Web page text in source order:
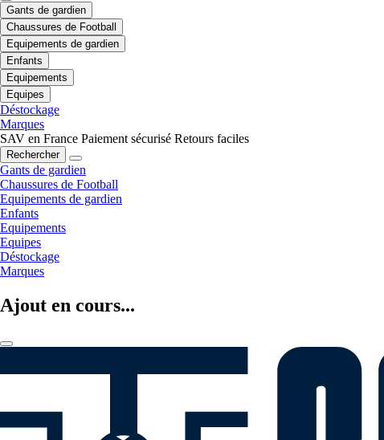
Gants de gardien
Chaussures de Football
Equipements de gardien
Enfants
Equipements
Equipes
Déstockage
Marques
SAV en France Paiement sécurisé Retours faciles
Rechercher
Gants de gardien
Chaussures de Football
Equipements de gardien
Enfants
Equipements
Equipes
Déstockage
Marques
Ajout en cours...